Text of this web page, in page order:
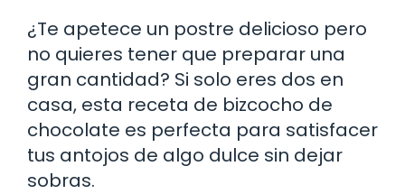
¿Te apetece un postre delicioso pero
no quieres tener que preparar una
gran cantidad? Si solo eres dos en
casa, esta receta de bizcocho de
chocolate es perfecta para satisfacer
tus antojos de algo dulce sin dejar
sobras.